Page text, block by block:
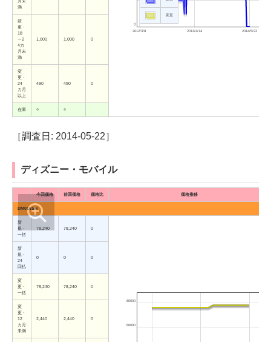
2012/3/8 2013/4/14 2014/5/22
0
変更
月未
満
変
更・
18
～2
4カ
月未
満
1,000 1,000 0
変
更・
24
カ月
以上
490 490 0
在庫 ○ ○
［調査日: 2014-05-22］
ディズニー・モバイル
今回価格 前回価格 価格比 価格推移
DM016SH
新
規・
一括
78,240 78,240 0
60000
80000
新
規・
24
回払
0 0 0
変
更・
一括
78,240 78,240 0
変
更・
12
カ月
未満
2,440 2,440 0